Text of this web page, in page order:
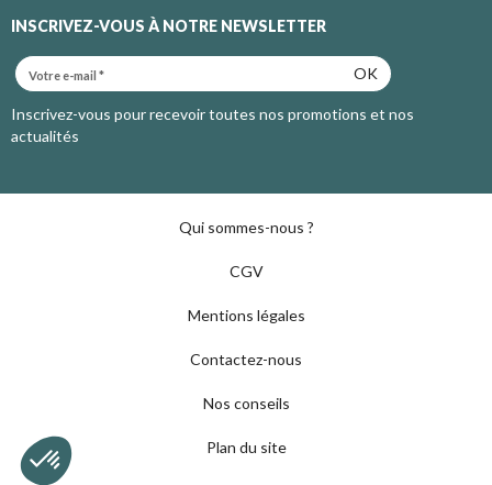
INSCRIVEZ-VOUS À NOTRE NEWSLETTER
OK
Inscrivez-vous pour recevoir toutes nos promotions et nos
actualités
Qui sommes-nous ?
CGV
Mentions légales
Contactez-nous
Nos conseils
Plan du site